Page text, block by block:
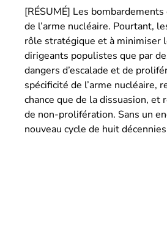
[RÉSUMÉ] Les
de l’arme nucléaire. Pourtant,
rôle stratégique et à minimiser
dirigeants populistes que par
dangers d’escalade et de
spécificité de l’arme nucléaire,
chance que de la dissuasion,
de non-prolifération. Sans un
nouveau cycle de huit